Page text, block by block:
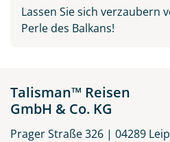
Lassen Sie sich verzaubern
Perle des Balkans!
Talisman™ Reisen
GmbH & Co. KG
Prager Straße 326 | 04289